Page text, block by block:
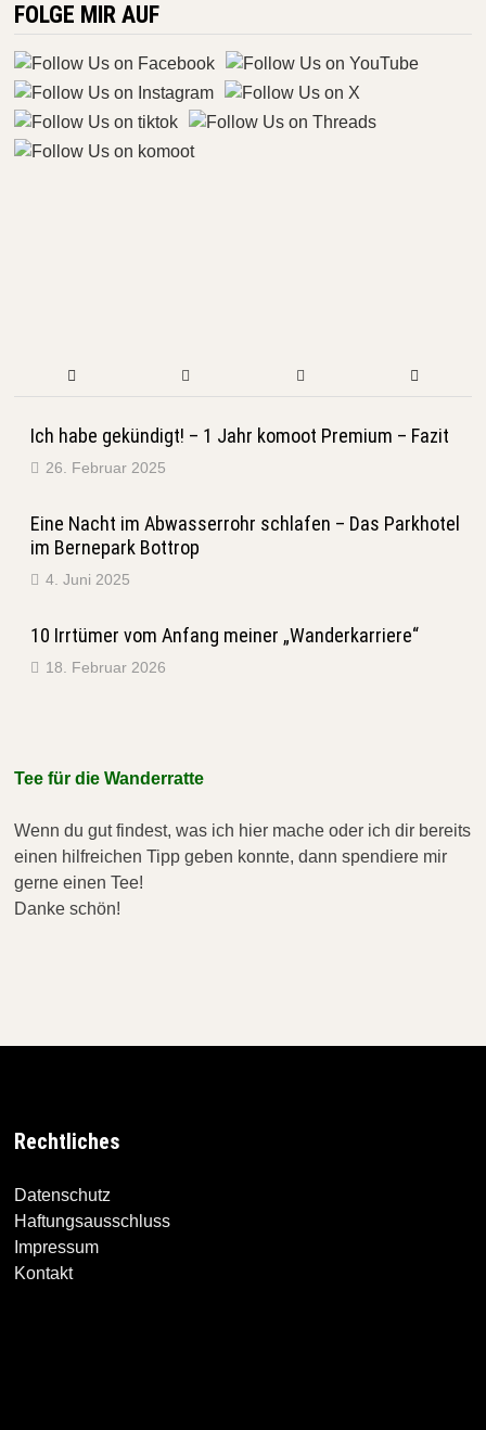
FOLGE MIR AUF
Ich habe gekündigt! – 1 Jahr komoot Premium – Fazit
26. Februar 2025
Eine Nacht im Abwasserrohr schlafen – Das Parkhotel
im Bernepark Bottrop
4. Juni 2025
10 Irrtümer vom Anfang meiner „Wanderkarriere“
18. Februar 2026
Tee für die Wanderratte
Wenn du gut findest, was ich hier mache oder ich dir bereits
einen hilfreichen Tipp geben konnte, dann spendiere mir
gerne einen Tee!
Danke schön!
Rechtliches
Datenschutz
Haftungsausschluss
Impressum
Kontakt